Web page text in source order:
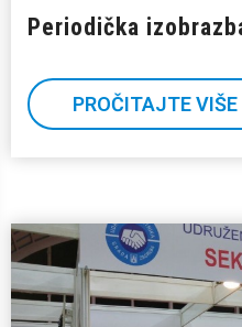
Periodička
PROČITAJTE VIŠE